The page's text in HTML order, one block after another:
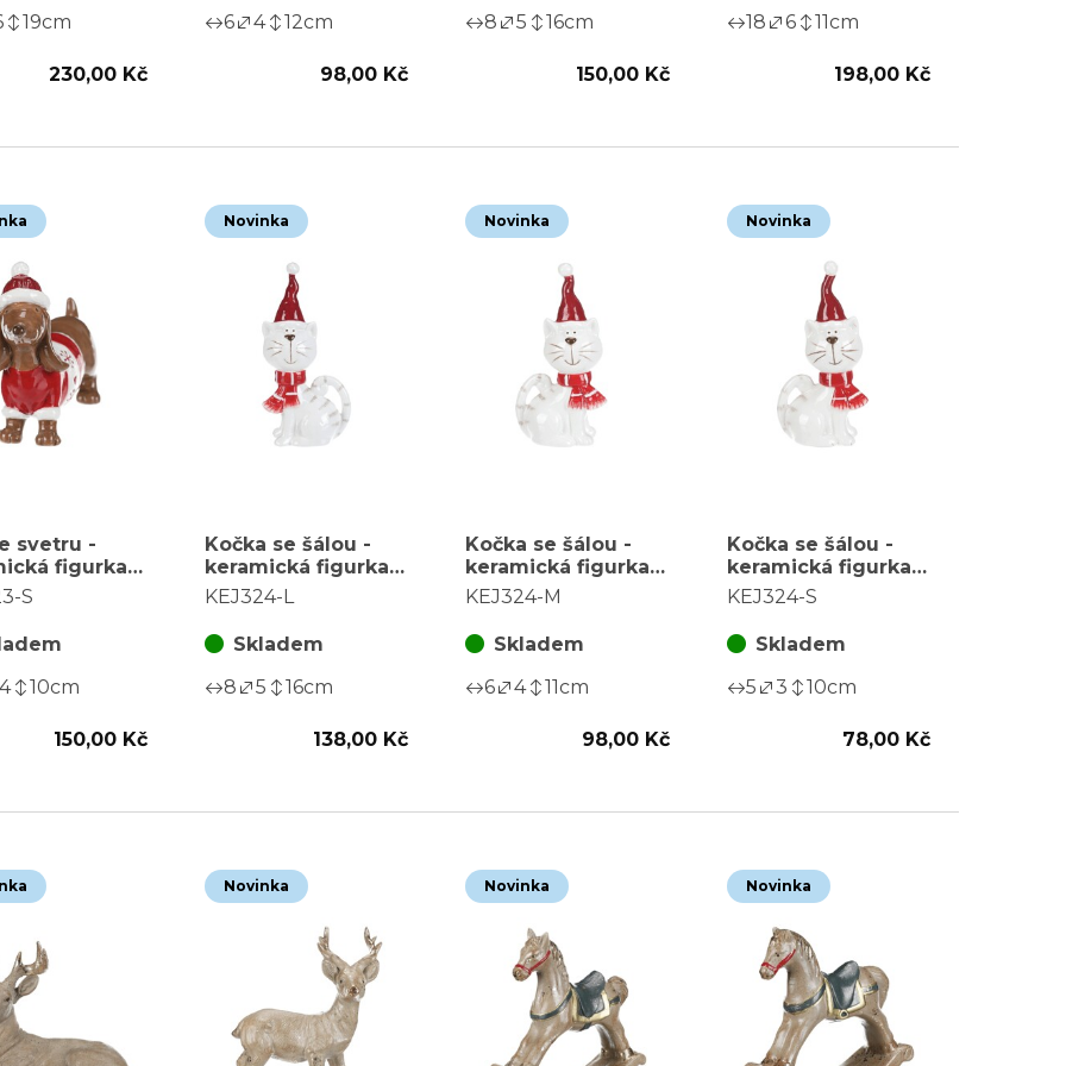
19cm
230,00 Kč
6
4 12cm
98,00 Kč
8
5 16cm
150,00 Kč
18
6 11cm
198,00 Kč
svetru -
figurka,
červeno-
S
4 10cm
150,00 Kč
Novinka
Kočka se šálou -
keramická figurka,
vel. L, červeno-bílý
KEJ324-L
Skladem
8
5 16cm
138,00 Kč
Novinka
Kočka se šálou -
keramická figurka,
vel. M, červeno-bílý
KEJ324-M
Skladem
6
4 11cm
98,00 Kč
Novinka
Kočka se šálou -
keramická figurka,
vel. S, červeno-bílý
KEJ324-S
Skladem
5
3 10cm
78,00 Kč
Novinka Novinka Novinka